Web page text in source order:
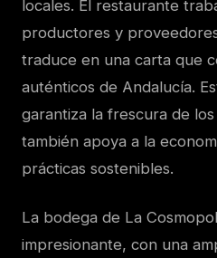
locales. El restaurante
productores y
traduce en una carta que
auténticos de Andalucía.
garantiza la frescura de
también apoya a la
prácticas sostenibles.
La bodega de La
impresionante, con una